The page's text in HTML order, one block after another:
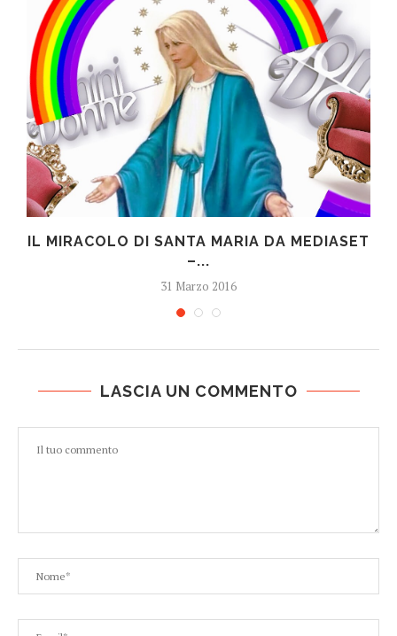
IL MIRACOLO DI SANTA MARIA DA MEDIASET
–...
31 Marzo 2016
LASCIA UN COMMENTO